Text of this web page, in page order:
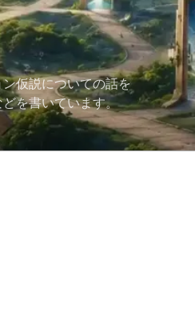
仮説についての話を
を書いています。